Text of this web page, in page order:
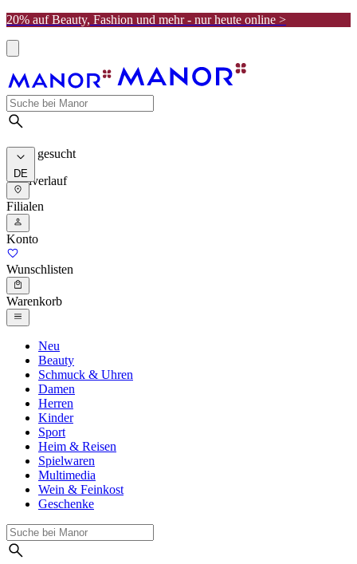
20% auf Beauty, Fashion und mehr - nur heute online >
Meist gesucht
Suchverlauf
DE
Filialen
Konto
Wunschlisten
Warenkorb
Neu
Beauty
Schmuck & Uhren
Damen
Herren
Kinder
Sport
Heim & Reisen
Spielwaren
Multimedia
Wein & Feinkost
Geschenke